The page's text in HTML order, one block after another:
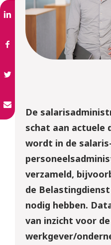
De
schat aan actuele
wordt in de
verzameld,
de
nodig hebben.
van inzicht voor de
werkgever/